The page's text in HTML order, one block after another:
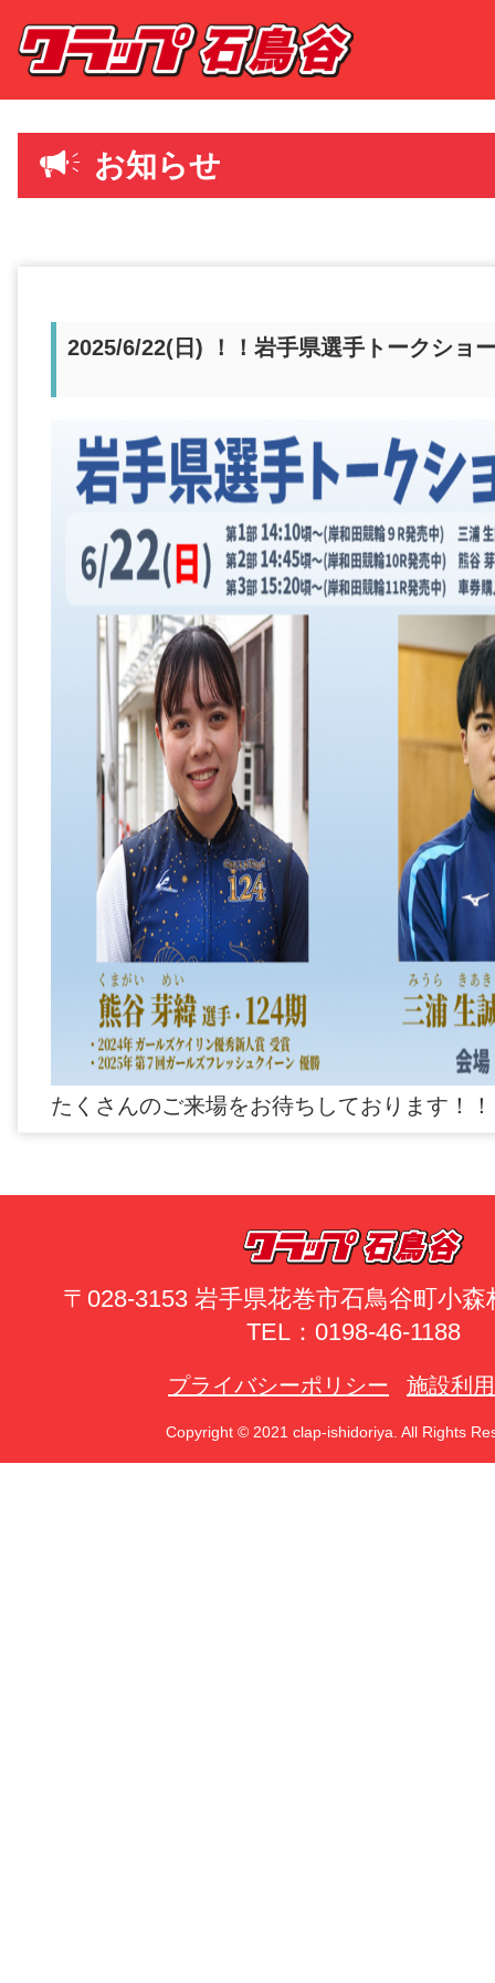
お知らせ
2025/6/22(日) ！！岩手県選手トークショ
たくさんのご来場をお待ちしております！！
〒028-3153 岩手県花巻市石鳥谷町小森
TEL：0198-46-1188
プライバシーポリシー 施設利
Copyright © 2021 clap-ishidoriya. All Rights